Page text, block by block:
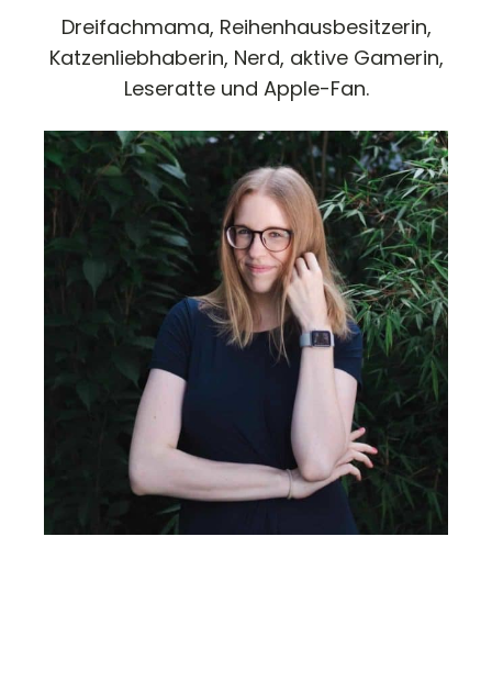
Dreifachmama, Reihenhausbesitzerin,
Katzenliebhaberin, Nerd, aktive Gamerin,
Leseratte und Apple-Fan.